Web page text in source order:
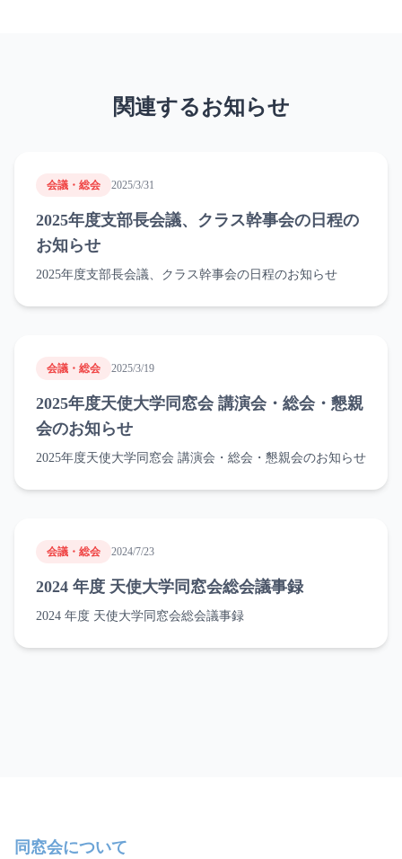
関連するお知らせ
会議・総会 2025/3/31
2025年度支部長会議、クラス幹事会の日程の
お知らせ
2025年度支部長会議、クラス幹事会の日程のお知らせ
会議・総会 2025/3/19
2025年度天使大学同窓会 講演会・総会・懇親
会のお知らせ
2025年度天使大学同窓会 講演会・総会・懇親会のお知らせ
会議・総会 2024/7/23
2024 年度 天使大学同窓会総会議事録
2024 年度 天使大学同窓会総会議事録
同窓会について